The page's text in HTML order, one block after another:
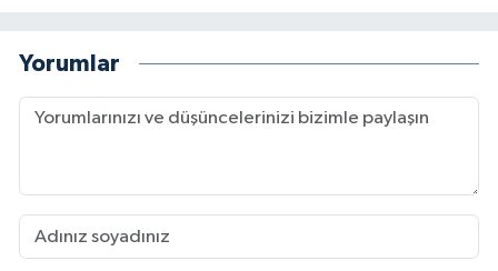
Yorumlar